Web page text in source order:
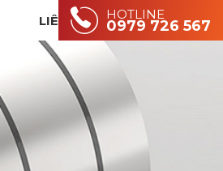
LIÊN HỆ HOTLINE
0979 726 567